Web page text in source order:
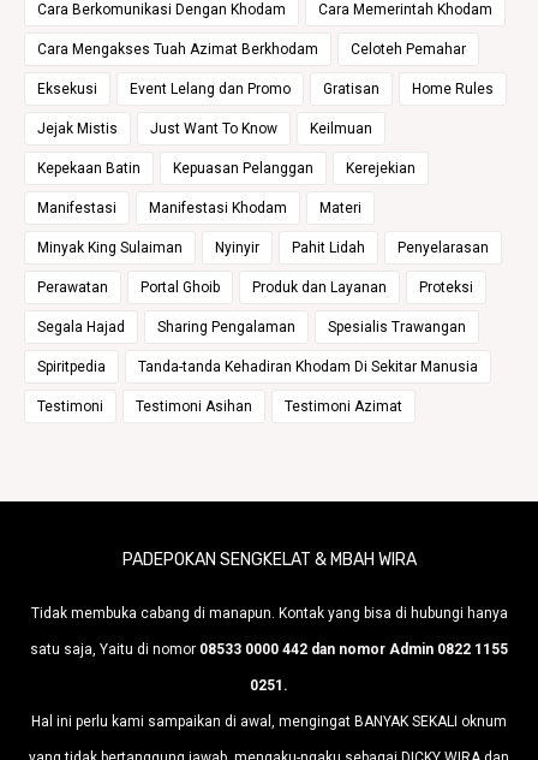
Cara Berkomunikasi Dengan Khodam Cara Memerintah Khodam
Cara Mengakses Tuah Azimat Berkhodam Celoteh Pemahar
Eksekusi Event Lelang dan Promo Gratisan Home Rules
Jejak Mistis Just Want To Know Keilmuan
Kepekaan Batin Kepuasan Pelanggan Kerejekian
Manifestasi Manifestasi Khodam Materi
Minyak King Sulaiman Nyinyir Pahit Lidah Penyelarasan
Perawatan Portal Ghoib Produk dan Layanan Proteksi
Segala Hajad Sharing Pengalaman Spesialis Trawangan
Spiritpedia Tanda-tanda Kehadiran Khodam Di Sekitar Manusia
Testimoni Testimoni Asihan Testimoni Azimat
PADEPOKAN SENGKELAT & MBAH WIRA
Tidak membuka cabang di manapun. Kontak yang bisa di hubungi hanya
satu saja, Yaitu di nomor 08533 0000 442 dan nomor Admin 0822 1155
0251.
Hal ini perlu kami sampaikan di awal, mengingat BANYAK SEKALI oknum